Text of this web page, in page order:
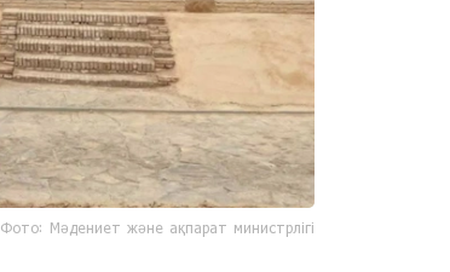
Фото: Мәдениет және ақпарат министрлігі